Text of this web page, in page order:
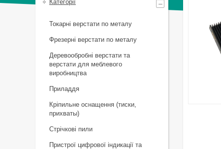
Категорії
Токарні верстати по металу
Фрезерні верстати по металу
Деревообробні верстати та
верстати для меблевого
виробництва
Приладдя
Кріпильне оснащення (тиски,
прихваты)
Стрічкові пили
Пристрої цифрової індикації та